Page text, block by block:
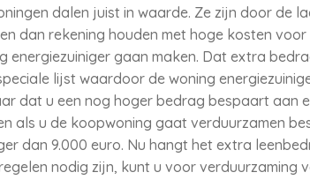
dalen juist in waarde. Ze zijn door de
dan rekening houden met hoge kosten
energiezuiniger gaan maken. Dat extra
lijst waardoor de woning
dat u een nog hoger bedrag bespaart aan
als u de koopwoning gaat verduurzamen
dan 9.000 euro. Nu hangt het extra
nodig zijn, kunt u voor verduurzaming